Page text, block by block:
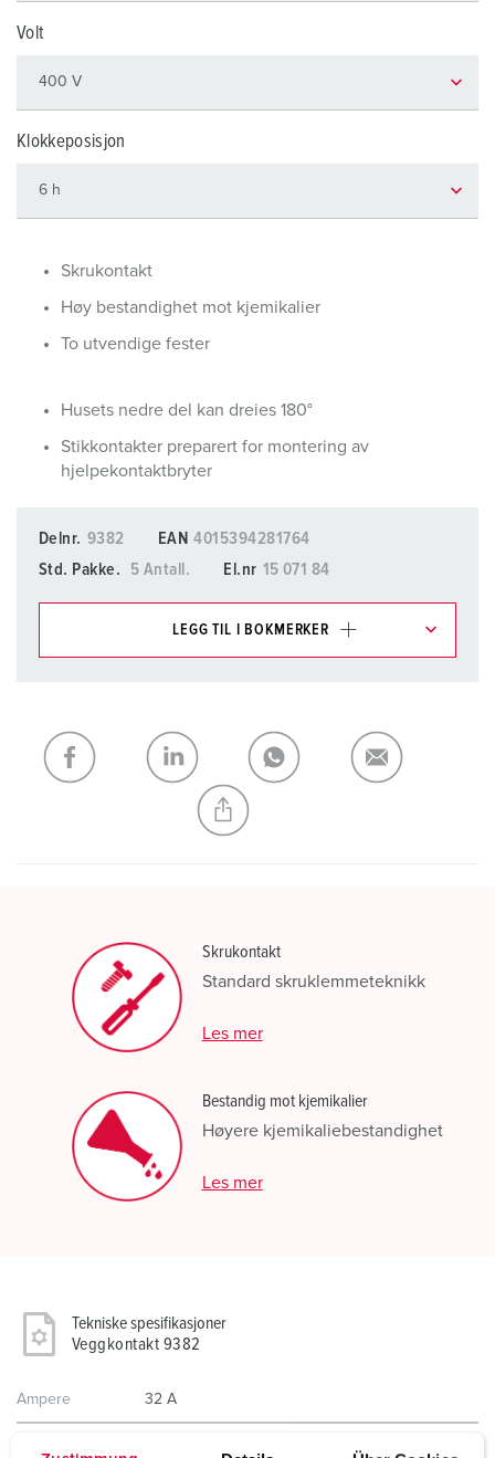
Volt
Klokkeposisjon
Skrukontakt
Høy bestandighet mot kjemikalier
To utvendige fester
Husets nedre del kan dreies 180°
Stikkontakter preparert for montering av
hjelpekontaktbryter
Delnr. 9382 EAN 4015394281764
Std. Pakke.
5 Antall. El.nr 15 071 84
LEGG TIL I BOKMERKER
Min liste LEGG TIL
OPPRETT EN NY LISTE
Skrukontakt
Standard skruklemmeteknikk
Les mer
Bestandig mot kjemikalier
Høyere kjemikaliebestandighet
Les mer
Tekniske spesifikasjoner
Veggkontakt 9382
Ampere 32 A